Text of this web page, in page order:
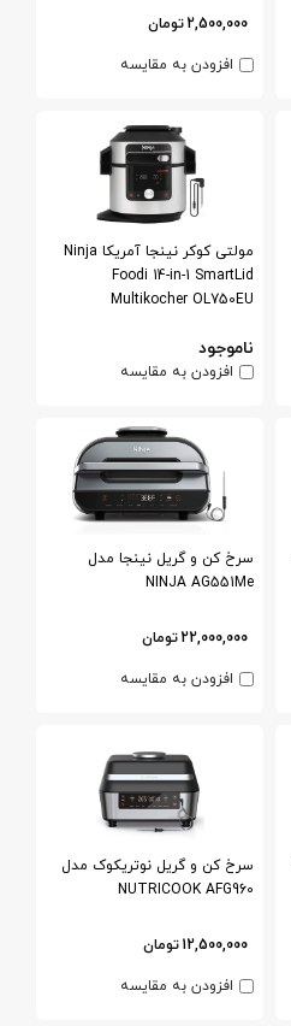
2,500,000تومان
افزودن به مقایسه
مولتی کوکر نینجا آمریکا Ninja
Foodi 14-in-1 SmartLid
Multikocher OL750EU
ناموجود
افزودن به مقایسه
سرخ کن و گریل نینجا مدل
NINJA AG551Me
22,000,000تومان
افزودن به مقایسه
سرخ کن و گریل نوتریکوک مدل
NUTRICOOK AFG960
12,500,000تومان
افزودن به مقایسه